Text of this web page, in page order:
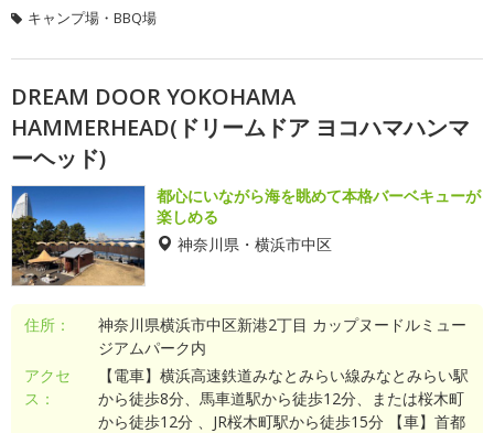
キャンプ場・BBQ場
DREAM DOOR YOKOHAMA
HAMMERHEAD(ドリームドア ヨコハマハンマ
ーヘッド)
都心にいながら海を眺めて本格バーベキューが
楽しめる
神奈川県・横浜市中区
住所：
神奈川県横浜市中区新港2丁目 カップヌードルミュー
ジアムパーク内
アクセ
ス：
【電車】横浜高速鉄道みなとみらい線みなとみらい駅
から徒歩8分、馬車道駅から徒歩12分、または桜木町
から徒歩12分 、JR桜木町駅から徒歩15分 【車】首都